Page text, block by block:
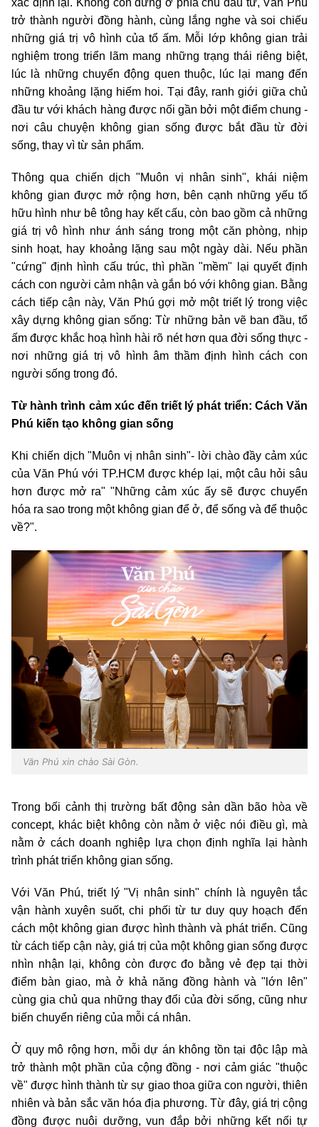
xác định lại. Không còn đứng ở phía chủ đầu tư, Văn Phú
trở thành người đồng hành, cùng lắng nghe và soi chiếu
những giá trị vô hình của tổ ấm. Mỗi lớp không gian trải
nghiệm trong triển lãm mang những trạng thái riêng biệt,
lúc là những chuyển động quen thuộc, lúc lại mang đến
những khoảng lặng hiếm hoi. Tại đây, ranh giới giữa chủ
đầu tư với khách hàng được nối gần bởi một điểm chung -
nơi câu chuyện không gian sống được bắt đầu từ đời
sống, thay vì từ sản phẩm.
Thông qua chiến dịch "Muôn vị nhân sinh", khái niệm
không gian được mở rộng hơn, bên cạnh những yếu tố
hữu hình như bê tông hay kết cấu, còn bao gồm cả những
giá trị vô hình như ánh sáng trong một căn phòng, nhịp
sinh hoạt, hay khoảng lặng sau một ngày dài. Nếu phần
"cứng" định hình cấu trúc, thì phần "mềm" lại quyết định
cách con người cảm nhận và gắn bó với không gian. Bằng
cách tiếp cận này, Văn Phú gợi mở một triết lý trong việc
xây dựng không gian sống: Từ những bản vẽ ban đầu, tổ
ấm được khắc hoạ hình hài rõ nét hơn qua đời sống thực -
nơi những giá trị vô hình âm thầm định hình cách con
người sống trong đó.
Từ hành trình cảm xúc đến triết lý phát triển: Cách Văn
Phú kiến tạo không gian sống
Khi chiến dịch "Muôn vị nhân sinh"- lời chào đầy cảm xúc
của Văn Phú với TP.HCM được khép lại, một câu hỏi sâu
hơn được mở ra" "Những cảm xúc ấy sẽ được chuyển
hóa ra sao trong một không gian để ở, để sống và để thuộc
về?".
Văn Phú xin chào Sài Gòn.
Trong bối cảnh thị trường bất động sản dần bão hòa về
concept, khác biệt không còn nằm ở việc nói điều gì, mà
nằm ở cách doanh nghiệp lựa chọn định nghĩa lại hành
trình phát triển không gian sống.
Với Văn Phú, triết lý "Vị nhân sinh" chính là nguyên tắc
vận hành xuyên suốt, chi phối từ tư duy quy hoạch đến
cách một không gian được hình thành và phát triển. Cũng
từ cách tiếp cận này, giá trị của một không gian sống được
nhìn nhận lại, không còn được đo bằng vẻ đẹp tại thời
điểm bàn giao, mà ở khả năng đồng hành và "lớn lên"
cùng gia chủ qua những thay đổi của đời sống, cũng như
biến chuyển riêng của mỗi cá nhân.
Ở quy mô rộng hơn, mỗi dự án không tồn tại độc lập mà
trở thành một phần của cộng đồng - nơi cảm giác "thuộc
về" được hình thành từ sự giao thoa giữa con người, thiên
nhiên và bản sắc văn hóa địa phương. Từ đây, giá trị cộng
đồng được nuôi dưỡng, vun đắp bởi những kết nối tự